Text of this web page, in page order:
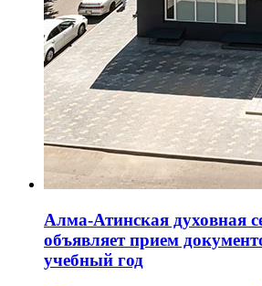
Алма-Атинская духовная
объявляет прием
учебный год